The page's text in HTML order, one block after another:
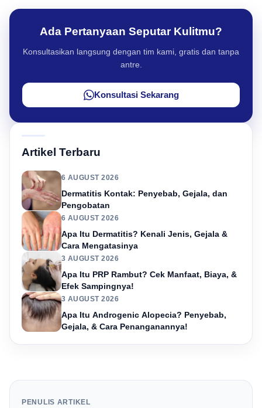
Ada Pertanyaan Seputar Kulitmu?
Konsultasikan langsung dengan tim kami, gratis dan tanpa
antre.
Konsultasi Sekarang
Artikel Terbaru
6 AUGUST 2026
Dermatitis Kontak: Penyebab, Gejala, dan
Pengobatan
6 AUGUST 2026
Apa Itu Dermatitis? Kenali Jenis, Gejala &
Cara Mengatasinya
3 AUGUST 2026
Apa Itu PRP Rambut? Cek Manfaat, Biaya, &
Efek Sampingnya!
3 AUGUST 2026
Apa Itu Androgenic Alopecia? Penyebab,
Gejala, & Cara Penanganannya!
PENULIS ARTIKEL